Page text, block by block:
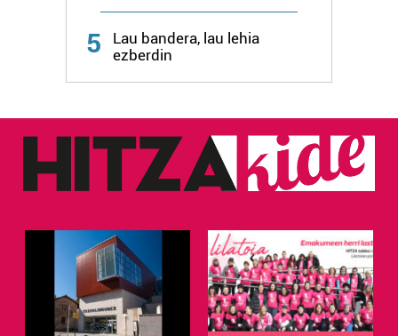
zerbitzuak hobetzeko asmoz, cookie teknologiaz
5
Lau bandera, lau lehia
ezberdin